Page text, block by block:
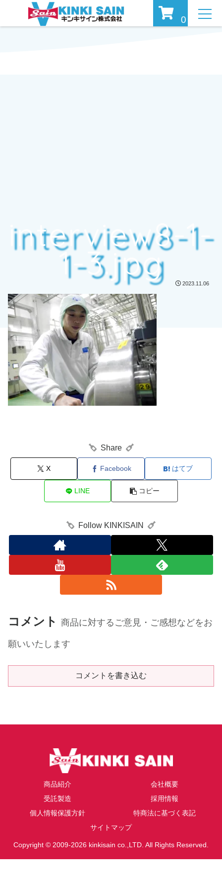
interview8-1-
1-3.jpg
2023.11.06
Share
X Facebook はてブ
LINE コピー
Follow KINKISAIN
コメント 商品に対するご意見・ご感想などをお
願いいたします
コメントを書き込む
商品紹介
会社概要
受託製造
採用情報
個人情報保護方針
特商法に基づく表記
サイトマップ
Copyright © 2009-2026 kinkisain co.,LTD. All Rights Reserved.
0